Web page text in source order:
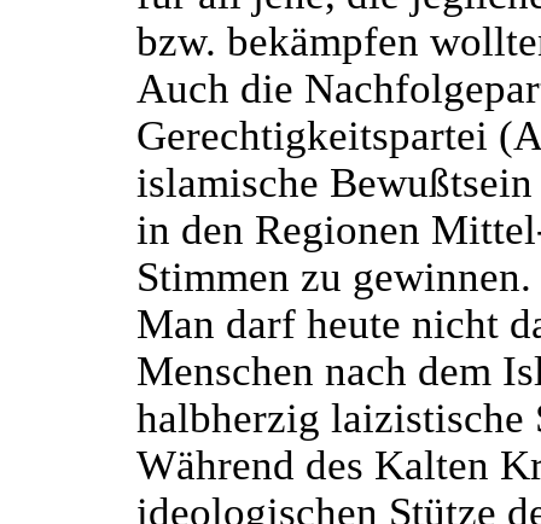
bzw. bekämpfen
Auch die
Gerechtigkeitspartei
islamische
in den Regionen
Stimmen zu gewinnen.
Man darf heute nicht
Menschen nach dem
halbherzig laizistische
Während des Kalten
ideologischen Stütze